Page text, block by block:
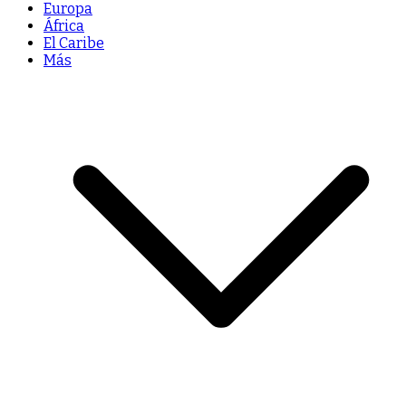
Europa
África
El Caribe
Más